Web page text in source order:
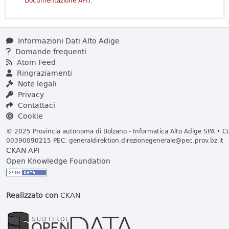
Informazioni Dati Alto Adige
Domande frequenti
Atom Feed
Ringraziamenti
Note legali
Privacy
Contattaci
Cookie
© 2025 Provincia autonoma di Bolzano - Informatica Alto Adige SPA •
00390090215 PEC: generaldirektion.direzionegenerale@pec.prov.bz.it
CKAN API
Open Knowledge Foundation
Realizzato conCKAN